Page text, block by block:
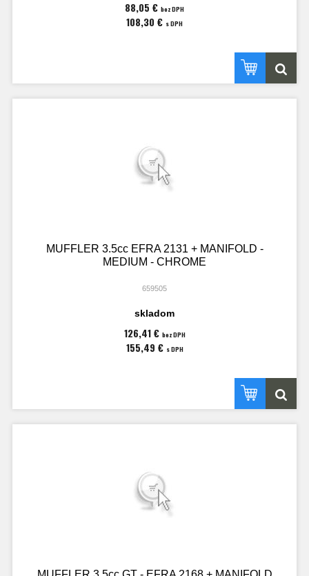
88,05 € bez DPH
108,30 € s DPH
MUFFLER 3.5cc EFRA 2131 + MANIFOLD -
MEDIUM - CHROME
659505
skladom
126,41 € bez DPH
155,49 € s DPH